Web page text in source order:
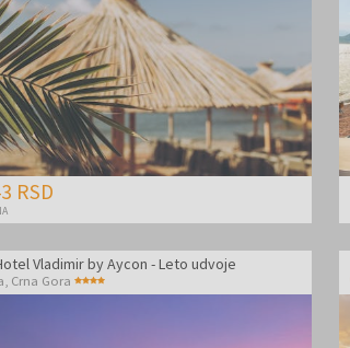
RSD
Vladimir by Aycon - Leto udvoje
Crna Gora